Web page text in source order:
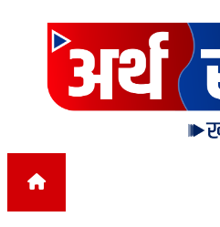
Skip to content